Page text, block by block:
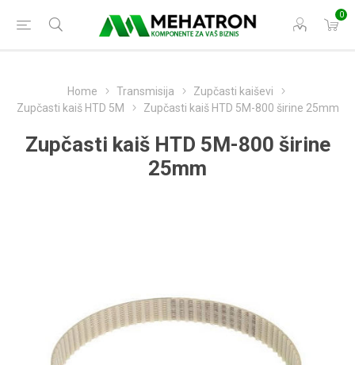
0
Home Transmisija
Zupčasti kaiševi
Zupčasti kaiš HTD 5M
Zupčasti kaiš HTD 5M-800 širine 25mm
Zupčasti kaiš HTD 5M-800 širine
25mm